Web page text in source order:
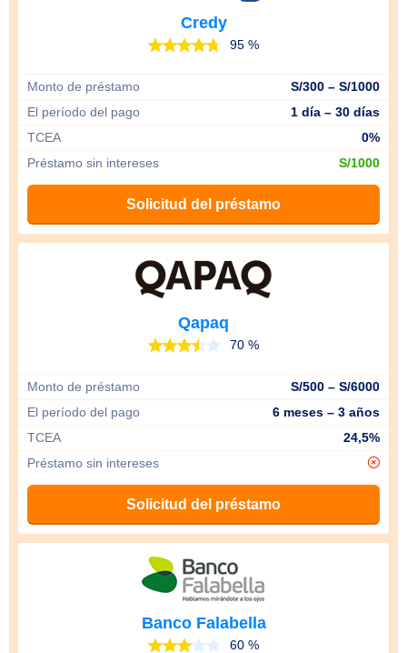
Credy
95 %
Monto de préstamo
S/300 – S/1000
El período del pago
1 día – 30 días
TCEA
0%
Préstamo sin intereses
S/1000
Solicitud del préstamo
Qapaq
70 %
Monto de préstamo
S/500 – S/6000
El período del pago
6 meses – 3 años
TCEA
24,5%
Préstamo sin intereses
Solicitud del préstamo
Banco Falabella
60 %